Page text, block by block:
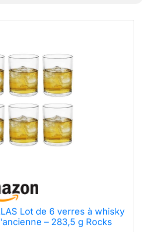
Lot de 6 verres à whisky
– 283,5 g Rocks